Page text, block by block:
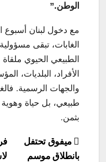
الوطن.”
مع دخول لبنان أسبوع
الغابات، تبقى
الطبيعي الحيوي
الأفراد، البلديات،
والجهات الرسمية.
طبيعي، بل حياة وهوية
بثمن.
تصفّح
ميفوق تحتفل
بانطلاق موسم